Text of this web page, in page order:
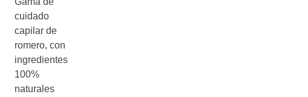
cuidado
capilar de
romero, con
ingredientes
100%
naturales